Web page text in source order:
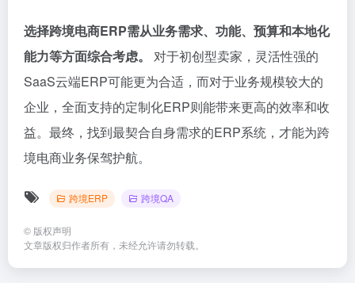
选择跨境电商ERP需从业务需求、功能、预算和本地化
能力等方面综合考虑。
对于初创型卖家，灵活性强的
SaaS云端ERP可能更为合适，而对于业务规模较大的
企业，全面支持的定制化ERP则能带来更高的效率和收
益。最终，找到最契合自身需求的ERP系统，才能为跨
境电商业务保驾护航。
跨境ERP 跨境QA
© 版权声明
文章版权归作者所有，未经允许请勿转载。